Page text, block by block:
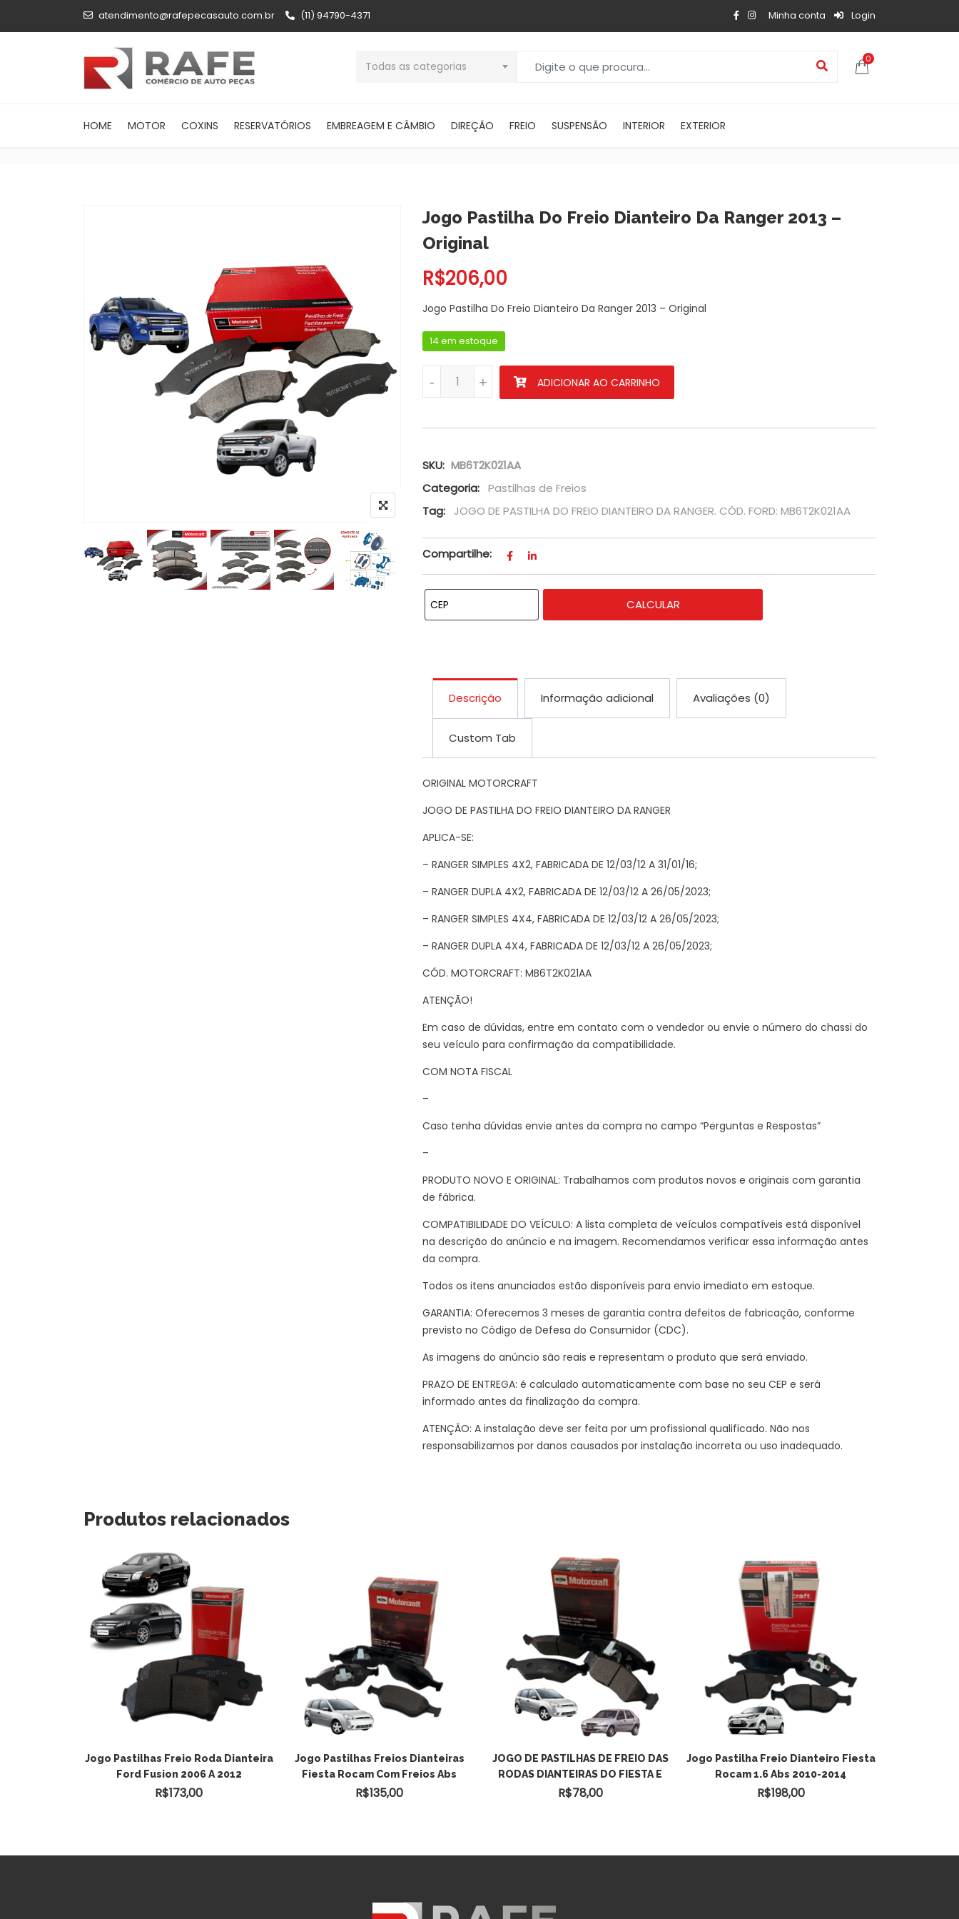
atendimento@rafepecasauto.com.br (11) 94790-4371 Minha conta Login
0
Todas as categorias
HOME MOTOR COXINS RESERVATÓRIOS EMBREAGEM E CÂMBIO DIREÇÃO FREIO SUSPENSÃO INTERIOR EXTERIOR
Jogo Pastilha Do Freio Dianteiro Da Ranger 2013 –
Original
R$206,00
Jogo Pastilha Do Freio Dianteiro Da Ranger 2013 – Original
14 em estoque
Jogo Pastilha Do Freio Dianteiro Da Ranger 2013 - Original quantidade
+
- ADICIONAR AO CARRINHO
SKU: MB6T2K021AA
Categoria: Pastilhas de Freios
Tag:
JOGO DE PASTILHA DO FREIO DIANTEIRO DA RANGER. CÓD. FORD: MB6T2K021AA
Compartilhe:
CALCULAR
Descrição Informação adicional Avaliações (0)
Custom Tab
ORIGINAL MOTORCRAFT
JOGO DE PASTILHA DO FREIO DIANTEIRO DA RANGER
APLICA-SE:
– RANGER SIMPLES 4X2, FABRICADA DE 12/03/12 A 31/01/16;
– RANGER DUPLA 4X2, FABRICADA DE 12/03/12 A 26/05/2023;
– RANGER SIMPLES 4X4, FABRICADA DE 12/03/12 A 26/05/2023;
– RANGER DUPLA 4X4, FABRICADA DE 12/03/12 A 26/05/2023;
CÓD. MOTORCRAFT: MB6T2K021AA
ATENÇÃO!
Em caso de dúvidas, entre em contato com o vendedor ou envie o número do chassi do
seu veículo para confirmação da compatibilidade.
COM NOTA FISCAL
–
Caso tenha dúvidas envie antes da compra no campo “Perguntas e Respostas”
–
PRODUTO NOVO E ORIGINAL: Trabalhamos com produtos novos e originais com garantia
de fábrica.
COMPATIBILIDADE DO VEÍCULO: A lista completa de veículos compatíveis está disponível
na descrição do anúncio e na imagem. Recomendamos verificar essa informação antes
da compra.
Todos os itens anunciados estão disponíveis para envio imediato em estoque.
GARANTIA: Oferecemos 3 meses de garantia contra defeitos de fabricação, conforme
previsto no Código de Defesa do Consumidor (CDC).
As imagens do anúncio são reais e representam o produto que será enviado.
PRAZO DE ENTREGA: é calculado automaticamente com base no seu CEP e será
informado antes da finalização da compra.
ATENÇÃO: A instalação deve ser feita por um profissional qualificado. Não nos
responsabilizamos por danos causados por instalação incorreta ou uso inadequado.
Produtos relacionados
ADICIONAR AO
CARRINHO
Jogo Pastilhas Freio Roda Dianteira
Ford Fusion 2006 A 2012
R$173,00
ADICIONAR AO
CARRINHO
Jogo Pastilhas Freios Dianteiras
Fiesta Rocam Com Freios Abs
R$135,00
JOGO DE PASTILHAS DE FREIO DAS
RODAS DIANTEIRAS DO FIESTA E
R$78,00
ADICIONAR AO
CARRINHO
Jogo Pastilha Freio Dianteiro Fiesta
Rocam 1.6 Abs 2010-2014
R$198,00